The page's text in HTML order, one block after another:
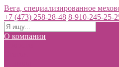
Вега, специализированное
+7 (473) 258-28-48 8-910-245-25-
О компании